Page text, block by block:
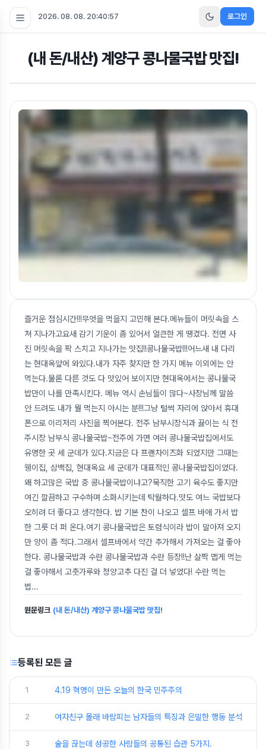
2026. 08. 08. 20:40:57 로그인
(내 돈/내산) 계양구 콩나물국밥 맛집!
즐거운 점심시간!!!무엇을 먹을지 고민해 본다.메뉴들이 머릿속을 스
쳐 지나가고요새 감기 기운이 좀 있어서 얼큰한 게 땡겼다. 전면 사
진 머릿속을 팍 스치고 지나가는 맛집!!콩나물국밥!!!어느새 내 다리
는 현대옥앞에 와있다.내가 자주 찾지만 한 가지 메뉴 이외에는 안
먹는다.물론 다른 것도 다 맛있어 보이지만 현대옥에서는 콩나물국
밥만이 나를 만족시킨다. 메뉴 역시 손님들이 많다~사장님께 말씀
안 드려도 내가 뭘 먹는지 아시는 분!!!그냥 털썩 자리에 앉아서 휴대
폰으로 이리저리 사진을 찍어본다. 전주 남부시장식과 끓이는 식 전
주시장 남부식 콩나물국밥~전주에 가면 여러 콩나물국밥집에서도
유명한 곳 세 군데가 있다.지금은 다 프랜차이즈화 되었지만 그때는
웽이집, 삼백집, 현대옥요 세 군데가 대표적인 콩나물국밥집이었다.
왜 하고많은 국밥 중 콩나물국밥이냐고?묵직한 고기 육수도 좋지만
여긴 깔끔하고 구수하며 소화시키는데 탁월하다.맛도 여느 국밥보다
오히려 더 좋다고 생각한다. 밥 기본 찬이 나오고 셀프 바애 가서 밥
한 그릇 더 퍼 온다.여기 콩나물국밥은 토렴식이라 밥이 말아져 오지
만 양이 좀 적다.그래서 셀프바에서 약간 추가해서 가져오는 걸 좋아
한다. 콩나물국밥과 수란 콩나물국밥과 수란 등장!!난 살짝 맵게 먹는
걸 좋아해서 고춧가루와 청양고추 다진 걸 더 넣었다! 수란 먹는
법...
원문링크 (내 돈/내산) 계양구 콩나물국밥 맛집!
등록된 모든 글
1 4.19 혁명이 만든 오늘의 한국 민주주의
2 여자친구 몰래 바람피는 남자들의 특징과 은밀한 행동 분석
3 술을 끊는데 성공한 사람들의 공통된 습관 5가지.